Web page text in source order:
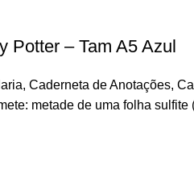
Potter – Tam A5 Azul
, Caderneta de Anotações,
metade de uma folha